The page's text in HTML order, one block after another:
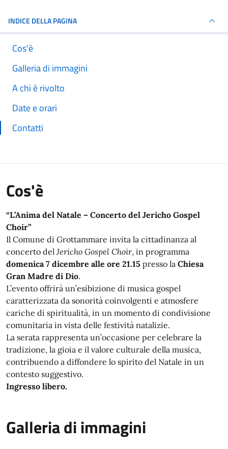
INDICE DELLA PAGINA
Cos'è
Galleria di immagini
A chi è rivolto
Date e orari
Contatti
Cos'è
“L’Anima del Natale – Concerto del Jericho Gospel
Choir”
Il Comune di Grottammare invita la cittadinanza al
concerto del Jericho Gospel Choir, in programma
domenica 7 dicembre alle ore 21.15 presso la Chiesa
Gran Madre di Dio.
L’evento offrirà un’esibizione di musica gospel
caratterizzata da sonorità coinvolgenti e atmosfere
cariche di spiritualità, in un momento di condivisione
comunitaria in vista delle festività natalizie.
La serata rappresenta un’occasione per celebrare la
tradizione, la gioia e il valore culturale della musica,
contribuendo a diffondere lo spirito del Natale in un
contesto suggestivo.
Ingresso libero.
Galleria di immagini